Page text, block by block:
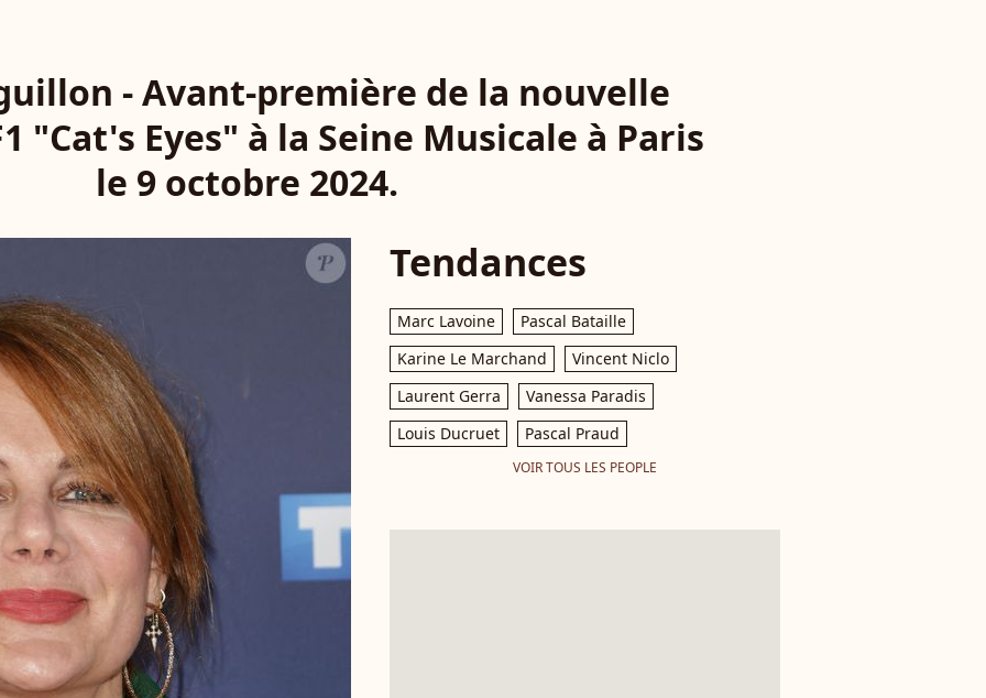
- Avant-première de la nouvelle
"Cat's Eyes" à la Seine Musicale à Paris
le 9 octobre 2024.
Tendances
Marc Lavoine
Pascal Bataille
Karine Le Marchand
Vincent Niclo
Laurent Gerra
Vanessa Paradis
Louis Ducruet
Pascal Praud
VOIR TOUS LES PEOPLE